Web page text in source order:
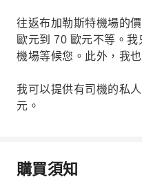
往返布加勒斯特機場的
歐元到 70 歐元不等。
機場等候您。此外，我
我可以提供有司機的私
元。
購買須知